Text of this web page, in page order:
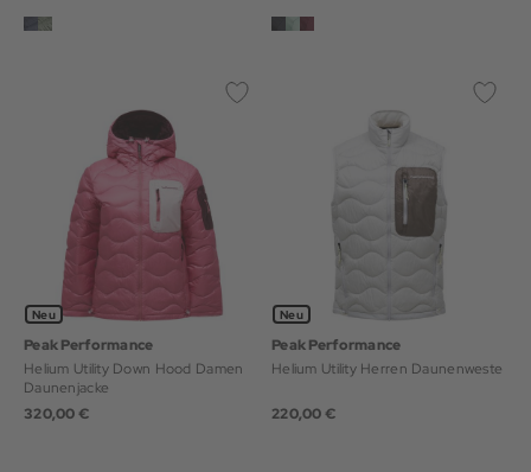
Neu
Peak Performance
Helium Utility Down Hood Damen
Daunenjacke
320,00 €
Neu
Peak Performance
Helium Utility Herren Daunenweste
220,00 €